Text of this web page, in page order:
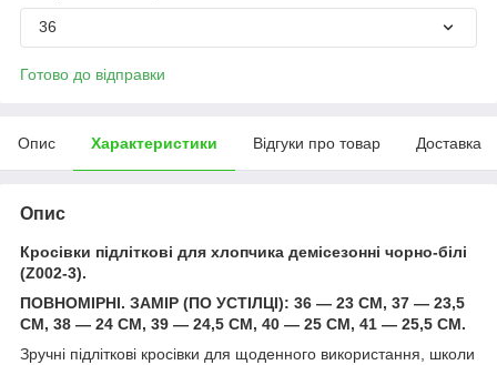
36
Готово до відправки
Опис Характеристики Відгуки про товар Доставка
Опис
Кросівки підліткові для хлопчика демісезонні чорно-білі
(Z002-3).
ПОВНОМІРНІ. ЗАМІР (ПО УСТІЛЦІ): 36 — 23 СМ, 37 — 23,5
СМ, 38 — 24 СМ, 39 — 24,5 СМ, 40 — 25 СМ, 41 — 25,5 СМ.
Зручні підліткові кросівки для щоденного використання, школи